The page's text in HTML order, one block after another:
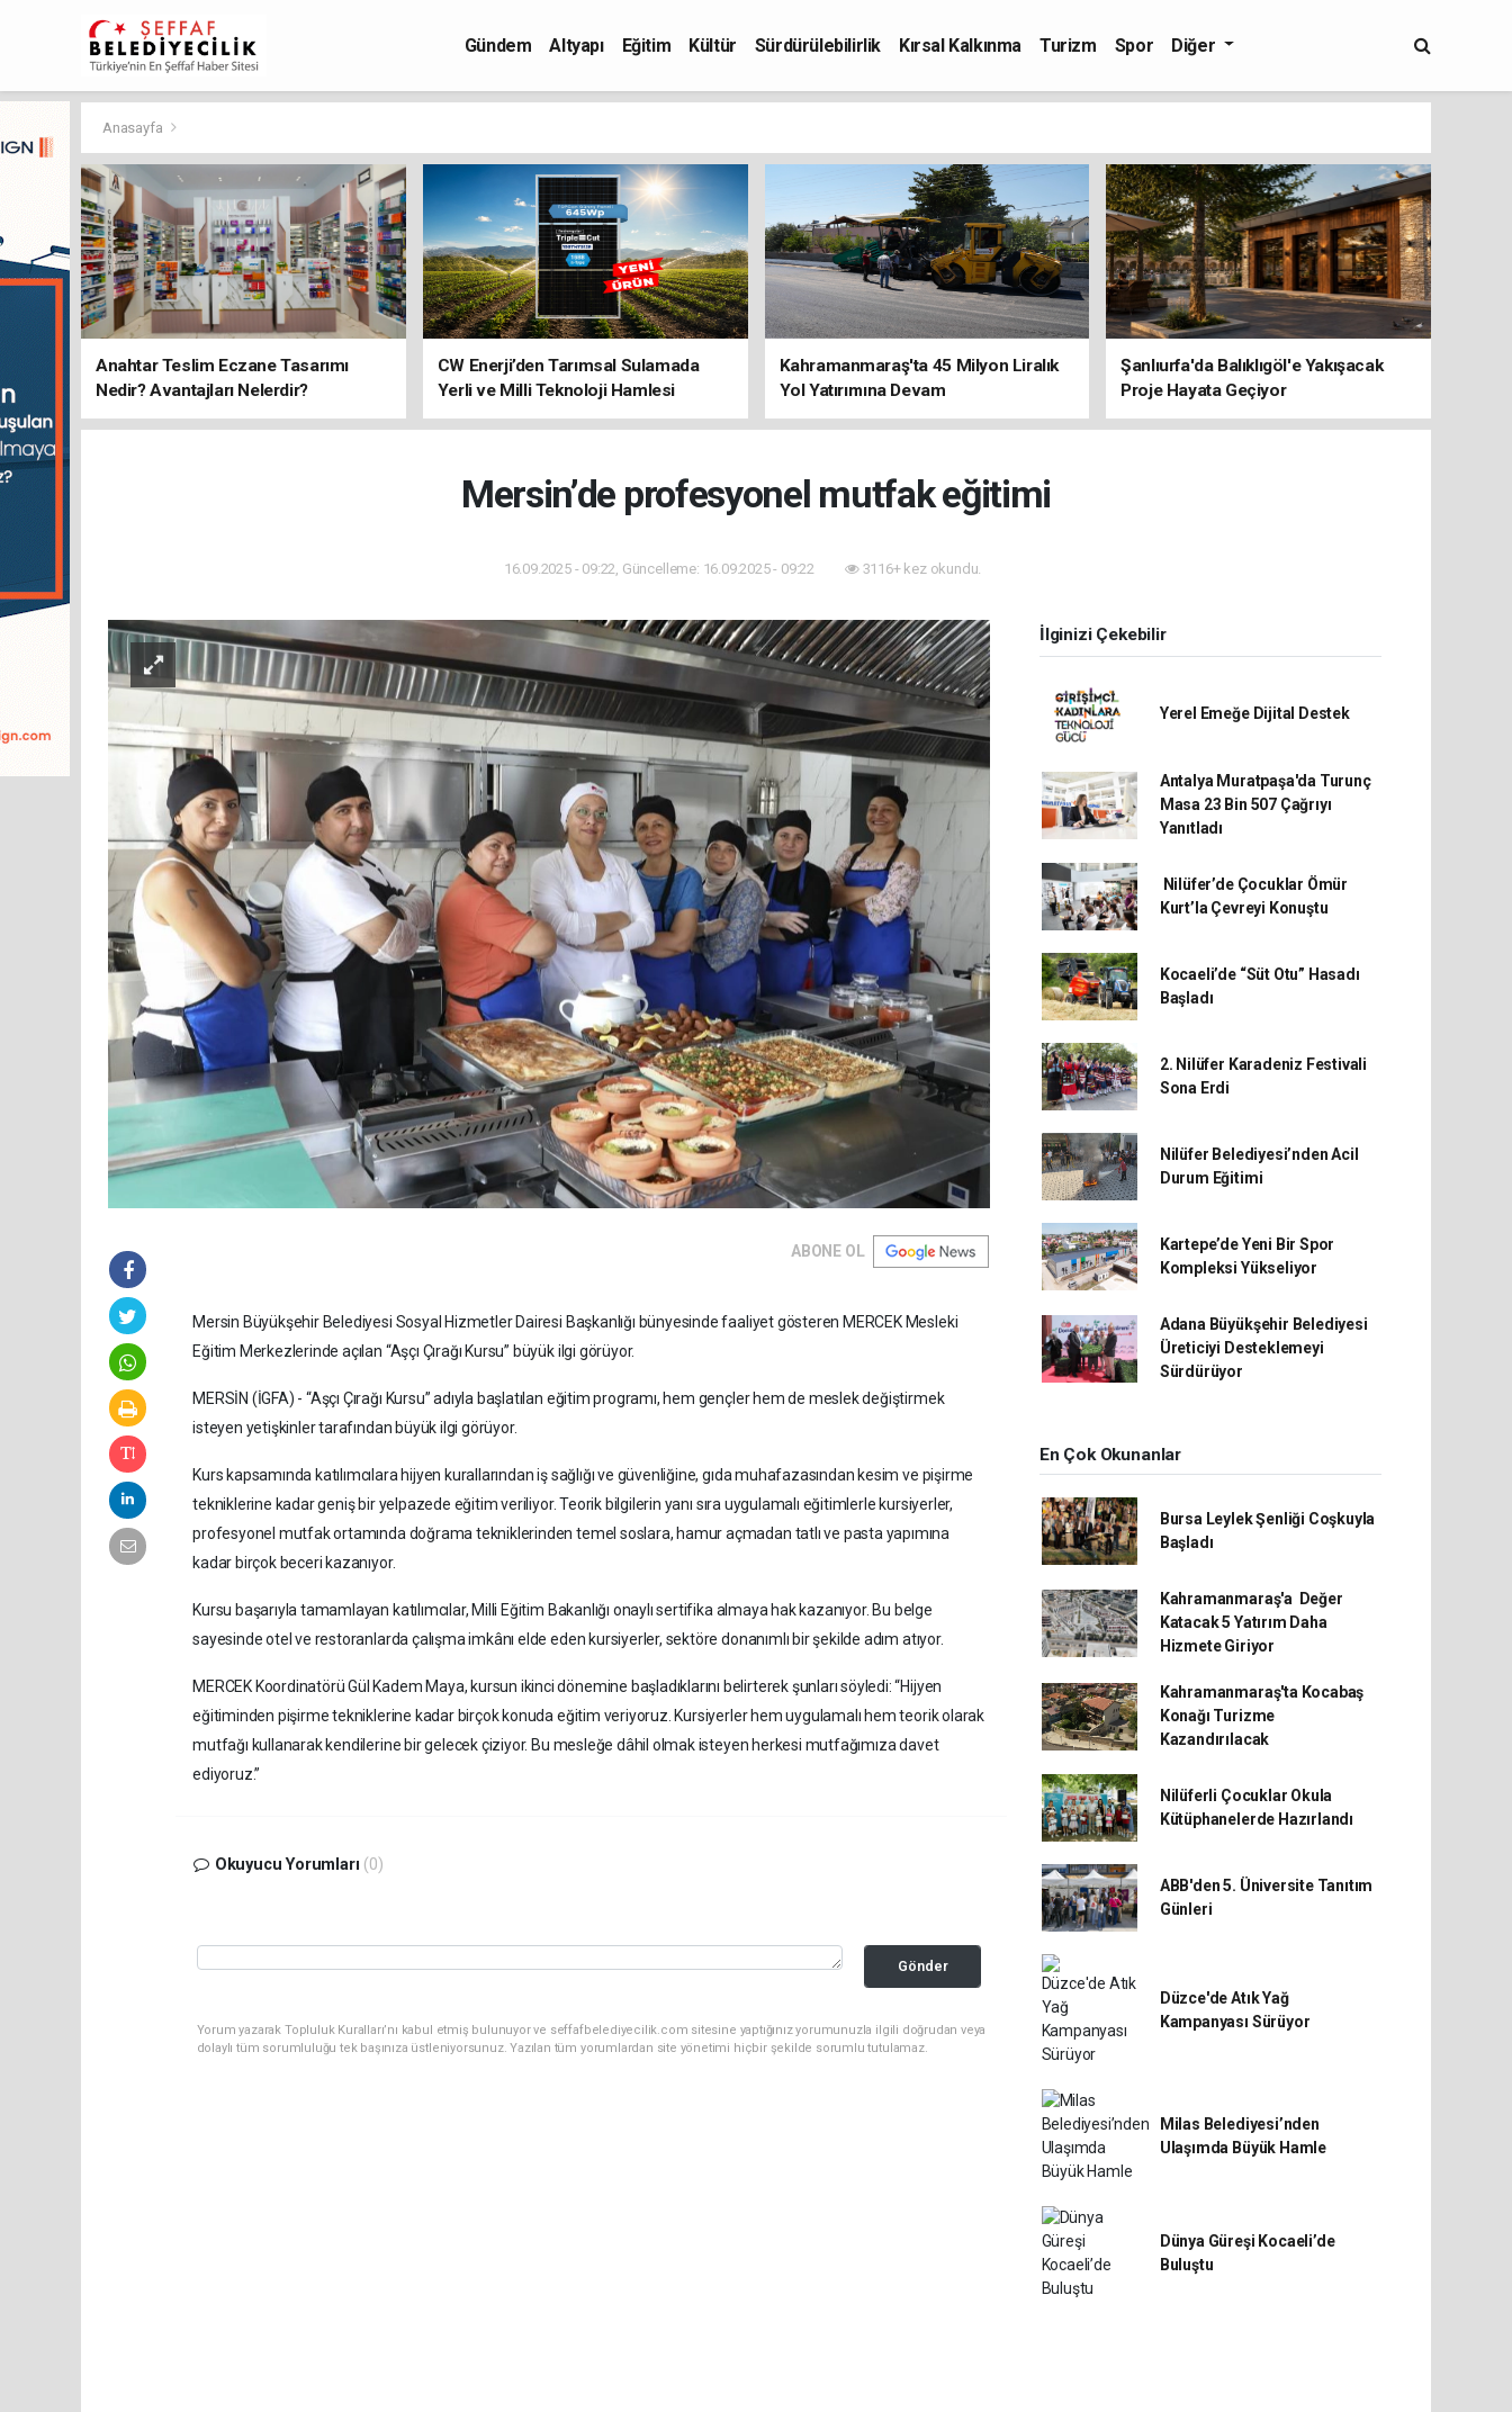
Gündem Altyapı Eğitim Kültür Sürdürülebilirlik Kırsal Kalkınma Turizm Spor Diğer
Anasayfa
Anahtar Teslim Eczane Tasarımı
Nedir? Avantajları Nelerdir?
CW Enerji’den Tarımsal Sulamada
Yerli ve Milli Teknoloji Hamlesi
Kahramanmaraş'ta 45 Milyon Liralık
Yol Yatırımına Devam
Şanlıurfa'da Balıklıgöl'e Yakışacak
Proje Hayata Geçiyor
Mersin’de profesyonel mutfak eğitimi
16.09.2025 - 09:22, Güncelleme: 16.09.2025 - 09:22 3116+ kez okundu.
ABONE OL
Mersin Büyükşehir Belediyesi Sosyal Hizmetler Dairesi Başkanlığı bünyesinde faaliyet gösteren MERCEK Mesleki
Eğitim Merkezlerinde açılan “Aşçı Çırağı Kursu” büyük ilgi görüyor.
MERSİN (İGFA) - “Aşçı Çırağı Kursu” adıyla başlatılan eğitim programı, hem gençler hem de meslek değiştirmek
isteyen yetişkinler tarafından büyük ilgi görüyor.
Kurs kapsamında katılımcılara hijyen kurallarından iş sağlığı ve güvenliğine, gıda muhafazasından kesim ve pişirme
tekniklerine kadar geniş bir yelpazede eğitim veriliyor. Teorik bilgilerin yanı sıra uygulamalı eğitimlerle kursiyerler,
profesyonel mutfak ortamında doğrama tekniklerinden temel soslara, hamur açmadan tatlı ve pasta yapımına
kadar birçok beceri kazanıyor.
Kursu başarıyla tamamlayan katılımcılar, Milli Eğitim Bakanlığı onaylı sertifika almaya hak kazanıyor. Bu belge
sayesinde otel ve restoranlarda çalışma imkânı elde eden kursiyerler, sektöre donanımlı bir şekilde adım atıyor.
MERCEK Koordinatörü Gül Kadem Maya, kursun ikinci dönemine başladıklarını belirterek şunları söyledi: “Hijyen
eğitiminden pişirme tekniklerine kadar birçok konuda eğitim veriyoruz. Kursiyerler hem uygulamalı hem teorik olarak
mutfağı kullanarak kendilerine bir gelecek çiziyor. Bu mesleğe dâhil olmak isteyen herkesi mutfağımıza davet
ediyoruz.”
Okuyucu Yorumları (0)
Gönder
Yorum yazarak Topluluk Kuralları’nı kabul etmiş bulunuyor ve seffafbelediyecilik.com sitesine yaptığınız yorumunuzla ilgili doğrudan veya
dolaylı tüm sorumluluğu tek başınıza üstleniyorsunuz. Yazılan tüm yorumlardan site yönetimi hiçbir şekilde sorumlu tutulamaz.
İlginizi Çekebilir
Yerel Emeğe Dijital Destek
Antalya Muratpaşa'da Turunç
Masa 23 Bin 507 Çağrıyı
Yanıtladı
Nilüfer’de Çocuklar Ömür
Kurt’la Çevreyi Konuştu
Kocaeli’de “Süt Otu” Hasadı
Başladı
2. Nilüfer Karadeniz Festivali
Sona Erdi
Nilüfer Belediyesi’nden Acil
Durum Eğitimi
Kartepe’de Yeni Bir Spor
Kompleksi Yükseliyor
Adana Büyükşehir Belediyesi
Üreticiyi Desteklemeyi
Sürdürüyor
En Çok Okunanlar
Bursa Leylek Şenliği Coşkuyla
Başladı
Kahramanmaraş'a Değer
Katacak 5 Yatırım Daha
Hizmete Giriyor
Kahramanmaraş'ta Kocabaş
Konağı Turizme
Kazandırılacak
Nilüferli Çocuklar Okula
Kütüphanelerde Hazırlandı
ABB'den 5. Üniversite Tanıtım
Günleri
Düzce'de Atık Yağ
Kampanyası Sürüyor
Milas Belediyesi’nden
Ulaşımda Büyük Hamle
Dünya Güreşi Kocaeli’de
Buluştu